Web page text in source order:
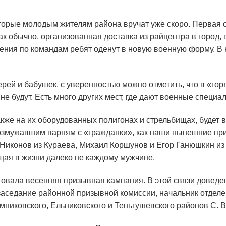
молодым жителям района вручат уже скоро. Первая
обычно, организованная доставка из райцентра в город,
по командам ребят оденут в новую военную форму. В
и бабушек, с уверенностью можно отметить, что в
будут. Есть много других мест, где дают военные
на их оборудованных полигонах и стрельбищах, будет
парням с «гражданки», как наши нынешние
из Кураева, Михаил Коршунов и Егор Ганюшкин
в жизни далеко не каждому мужчине.
весенняя призывная кампания. В этой связи
районной призывной комиссии, начальник
Ельниковского и Теньгушевского районов С.